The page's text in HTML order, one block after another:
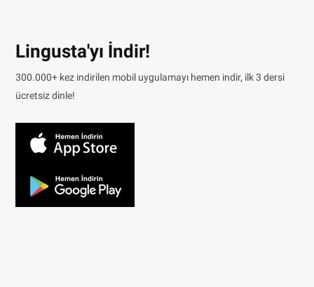
Lingusta'yı İndir!
300.000+ kez indirilen mobil uygulamayı hemen indir, ilk 3 dersi
ücretsiz dinle!